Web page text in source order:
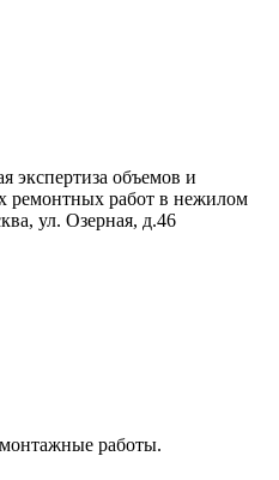
экспертиза объемов и
ремонтных работ в нежилом
ул. Озерная, д.46
работы.